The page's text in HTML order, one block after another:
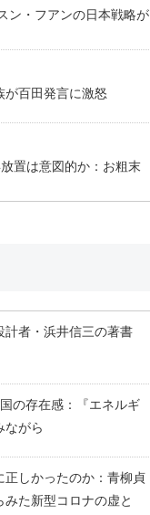
ン・フアンの日本戦略が
が百田発言に激怒
放置は意図的か：お粗末
計者・浜井信三の著書
の存在感：『エネルギ
ながら
正しかったのか：青柳貞
た新型コロナの虚と